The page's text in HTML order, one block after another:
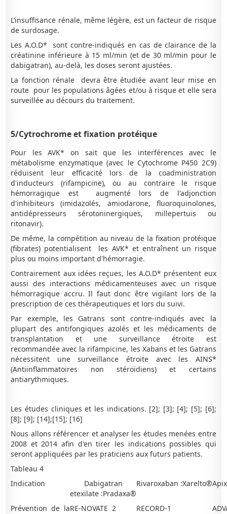
L’insuffisance rénale, même légère, est un facteur de risque
de surdosage.
Les A.O.D* sont contre-indiqués en cas de clairance de la
créatinine inférieure à 15 ml/min (et de 30 ml/min pour le
dabigatran), au-delà, les doses seront ajustées.
La fonction rénale devra être étudiée avant leur mise en
route pour les populations âgées et/ou à risque et elle sera
surveillée au décours du traitement.
5/Cytrochrome et fixation protéique
Pour les AVK* on sait que les interférences avec le
métabolisme enzymatique (avec le Cytochrome P450 2C9)
réduisent leur efficacité lors de la coadministration
d'inducteurs (rifampicine), ou au contraire le risque
hémorragique est augmenté lors de l'adjonction
d'inhibiteurs (imidazolés, amiodarone, fluoroquinolones,
antidépresseurs sérotoninergiques, millepertuis ou
ritonavir).
De même, la compétition au niveau de la fixation protéique
(fibrates) potentialisent les AVK* et entraînent un risque
plus ou moins important d'hémorragie.
Contrairement aux idées reçues, les A.O.D* présentent eux
aussi des interactions médicamenteuses avec un risque
hémorragique accru. Il faut donc être vigilant lors de la
prescription de ces thérapeutiques et lors du suivi.
Par exemple, les Gatrans sont contre-indiqués avec la
plupart des antifongiques azolés et les médicaments de
transplantation et une surveillance étroite est
recommandée avec la rifampicine, les Xabans et les Gatrans
nécessitent une surveillance étroite avec les AINS*
(Antiinflammatoires non stéroïdiens) et certains
antiarythmiques.
Les études cliniques et les indications. [2]; [3]; [4]; [5]; [6];
[8]; [9]; [14];[15]; [16]
Nous allons référencer et analyser les études menées entre
2008 et 2014 afin d'en tirer les indications possibles qui
seront appliquées par les praticiens aux futurs patients.
Tableau 4
Indication
Dabigatran
etexilate :Pradaxa®
Rivaroxaban :Xarelto®
Prévention de laRE-NOVATE 2 RECORD-1